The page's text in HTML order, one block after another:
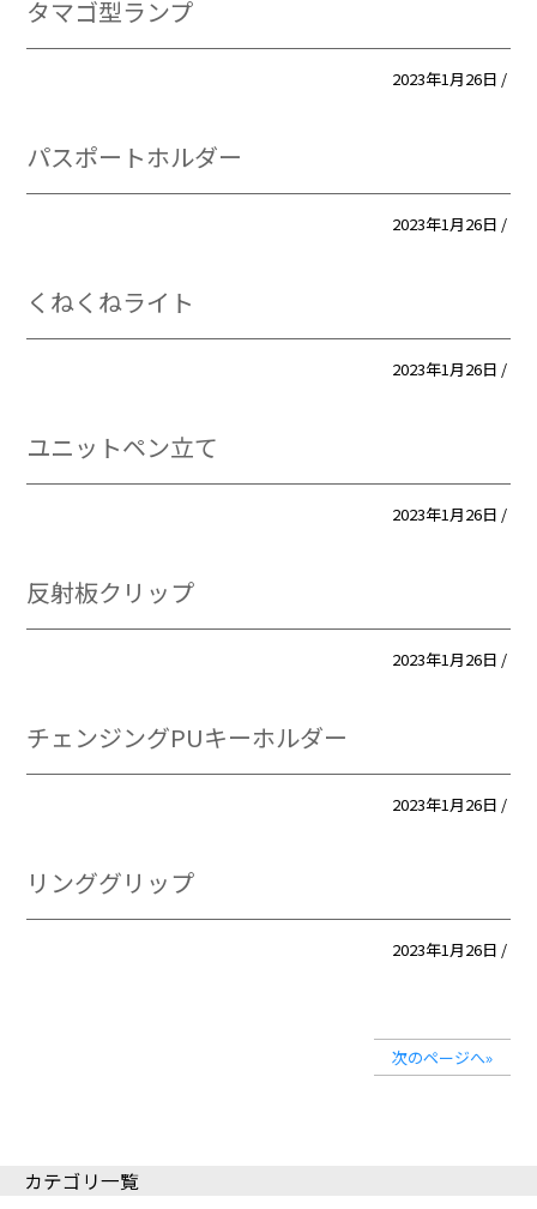
タマゴ型ランプ
2023年1月26日 /
パスポートホルダー
2023年1月26日 /
くねくねライト
2023年1月26日 /
ユニットペン立て
2023年1月26日 /
反射板クリップ
2023年1月26日 /
チェンジングPUキーホルダー
2023年1月26日 /
リンググリップ
2023年1月26日 /
次のページへ»
カテゴリ一覧